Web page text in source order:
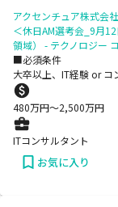
アクセンチュア株式会社
＜休日AM選考会_9月
領域） - テクノロジー
■必須条件
大卒以上、IT経験 or コ
480万円〜2,500万円
ITコンサルタント
お気に入り